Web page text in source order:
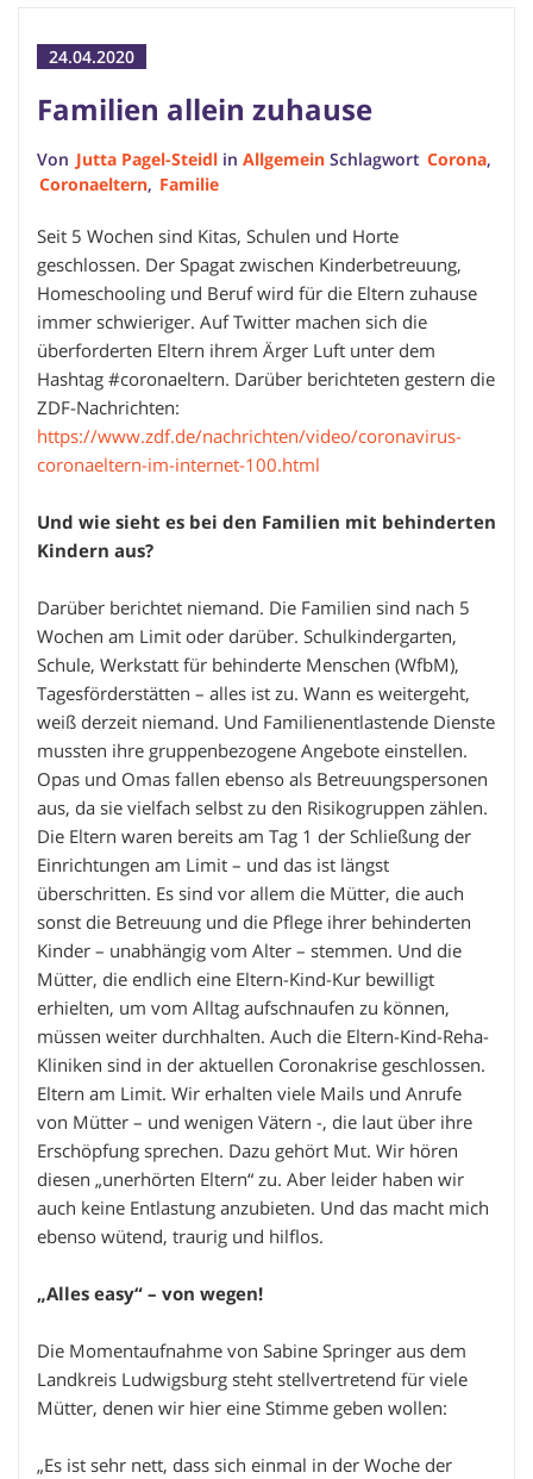
24.04.2020
Familien allein zuhause
Von Jutta Pagel-Steidl in Allgemein Schlagwort Corona,
Coronaeltern, Familie
Seit 5 Wochen sind Kitas, Schulen und Horte
geschlossen. Der Spagat zwischen Kinderbetreuung,
Homeschooling und Beruf wird für die Eltern zuhause
immer schwieriger. Auf Twitter machen sich die
überforderten Eltern ihrem Ärger Luft unter dem
Hashtag #coronaeltern. Darüber berichteten gestern die
ZDF-Nachrichten:
https://www.zdf.de/nachrichten/video/coronavirus-
coronaeltern-im-internet-100.html
Und wie sieht es bei den Familien mit behinderten
Kindern aus?
Darüber berichtet niemand. Die Familien sind nach 5
Wochen am Limit oder darüber. Schulkindergarten,
Schule, Werkstatt für behinderte Menschen (WfbM),
Tagesförderstätten – alles ist zu. Wann es weitergeht,
weiß derzeit niemand. Und Familienentlastende Dienste
mussten ihre gruppenbezogene Angebote einstellen.
Opas und Omas fallen ebenso als Betreuungspersonen
aus, da sie vielfach selbst zu den Risikogruppen zählen.
Die Eltern waren bereits am Tag 1 der Schließung der
Einrichtungen am Limit – und das ist längst
überschritten. Es sind vor allem die Mütter, die auch
sonst die Betreuung und die Pflege ihrer behinderten
Kinder – unabhängig vom Alter – stemmen. Und die
Mütter, die endlich eine Eltern-Kind-Kur bewilligt
erhielten, um vom Alltag aufschnaufen zu können,
müssen weiter durchhalten. Auch die Eltern-Kind-Reha-
Kliniken sind in der aktuellen Coronakrise geschlossen.
Eltern am Limit. Wir erhalten viele Mails und Anrufe
von Mütter – und wenigen Vätern -, die laut über ihre
Erschöpfung sprechen. Dazu gehört Mut. Wir hören
diesen „unerhörten Eltern“ zu. Aber leider haben wir
auch keine Entlastung anzubieten. Und das macht mich
ebenso wütend, traurig und hilflos.
„Alles easy“ – von wegen!
Die Momentaufnahme von Sabine Springer aus dem
Landkreis Ludwigsburg steht stellvertretend für viele
Mütter, denen wir hier eine Stimme geben wollen:
„Es ist sehr nett, dass sich einmal in der Woche der